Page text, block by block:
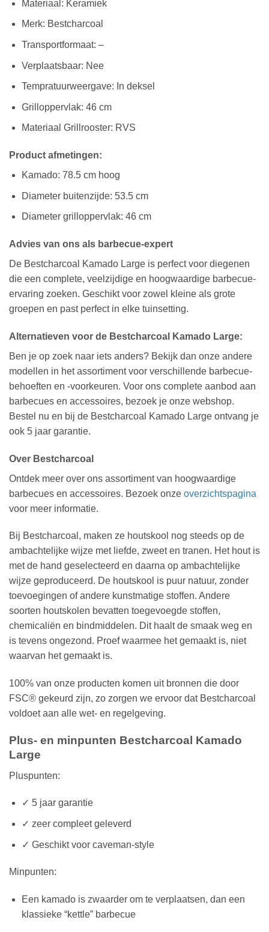
Materiaal: Keramiek
Merk: Bestcharcoal
Transportformaat: –
Verplaatsbaar: Nee
Tempratuurweergave: In deksel
Grilloppervlak: 46 cm
Materiaal Grillrooster: RVS
Product afmetingen:
Kamado: 78.5 cm hoog
Diameter buitenzijde: 53.5 cm
Diameter grilloppervlak: 46 cm
Advies van ons als barbecue-expert
De Bestcharcoal Kamado Large is perfect voor diegenen
die een complete, veelzijdige en hoogwaardige barbecue-
ervaring zoeken. Geschikt voor zowel kleine als grote
groepen en past perfect in elke tuinsetting.
Alternatieven voor de Bestcharcoal Kamado Large:
Ben je op zoek naar iets anders? Bekijk dan onze andere
modellen in het assortiment voor verschillende barbecue-
behoeften en -voorkeuren. Voor ons complete aanbod aan
barbecues en accessoires, bezoek je onze webshop.
Bestel nu en bij de Bestcharcoal Kamado Large ontvang je
ook 5 jaar garantie.
Over Bestcharcoal
Ontdek meer over ons assortiment van hoogwaardige
barbecues en accessoires. Bezoek onze overzichtspagina
voor meer informatie.
Bij Bestcharcoal, maken ze houtskool nog steeds op de
ambachtelijke wijze met liefde, zweet en tranen. Het hout is
met de hand geselecteerd en daarna op ambachtelijke
wijze geproduceerd. De houtskool is puur natuur, zonder
toevoegingen of andere kunstmatige stoffen. Andere
soorten houtskolen bevatten toegevoegde stoffen,
chemicaliën en bindmiddelen. Dit haalt de smaak weg en
is tevens ongezond. Proef waarmee het gemaakt is, niet
waarvan het gemaakt is.
100% van onze producten komen uit bronnen die door
FSC® gekeurd zijn, zo zorgen we ervoor dat Bestcharcoal
voldoet aan alle wet- en regelgeving.
Plus- en minpunten Bestcharcoal Kamado
Large
Pluspunten:
✓ 5 jaar garantie
✓ zeer compleet geleverd
✓ Geschikt voor caveman-style
Minpunten:
Een kamado is zwaarder om te verplaatsen, dan een
klassieke “kettle” barbecue